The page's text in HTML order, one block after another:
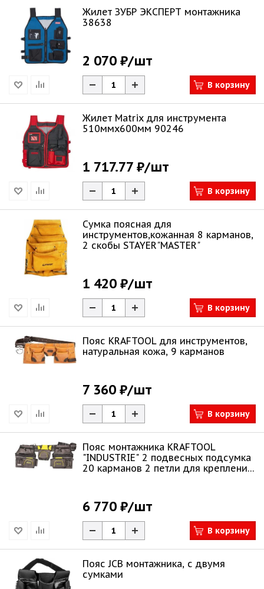
Жилет ЗУБР ЭКСПЕРТ монтажника
38638
2 070 ₽/шт
В корзину
Жилет Matrix для инструмента
510ммх600мм 90246
1 717.77 ₽/шт
В корзину
Сумка поясная для
инструментов,кожанная 8 карманов,
2 скобы STAYER"MASTER"
1 420 ₽/шт
В корзину
Пояс KRAFTOOL для инструментов,
натуральная кожа, 9 карманов
7 360 ₽/шт
В корзину
Пояс монтажника KRAFTOOL
"INDUSTRIE" 2 подвесных подсумка
20 карманов 2 петли для крепления
6 770 ₽/шт
В корзину
Пояс JCB монтажника, с двумя
сумками